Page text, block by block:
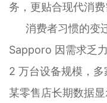
务，更贴合现代消费
消费者习惯的变
Sapporo 因需求乏
2 万台设备规模，
某零售店长期数据